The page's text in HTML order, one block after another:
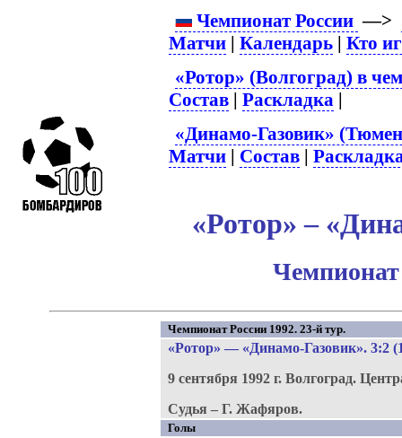
Чемпионат России —>
Матчи |Календарь |Кто
«Ротор» (Волгоград) в
Состав |Раскладка |
«Динамо-Газовик»
Матчи | Состав |
«Ротор» –
Чемпионат
Чемпионат России 1992. 23-й тур.
«Ротор» — «Динамо-Газовик». 3:2
9 сентября 1992 г. Волгоград.
Судья – Г. Жафяров.
Голы